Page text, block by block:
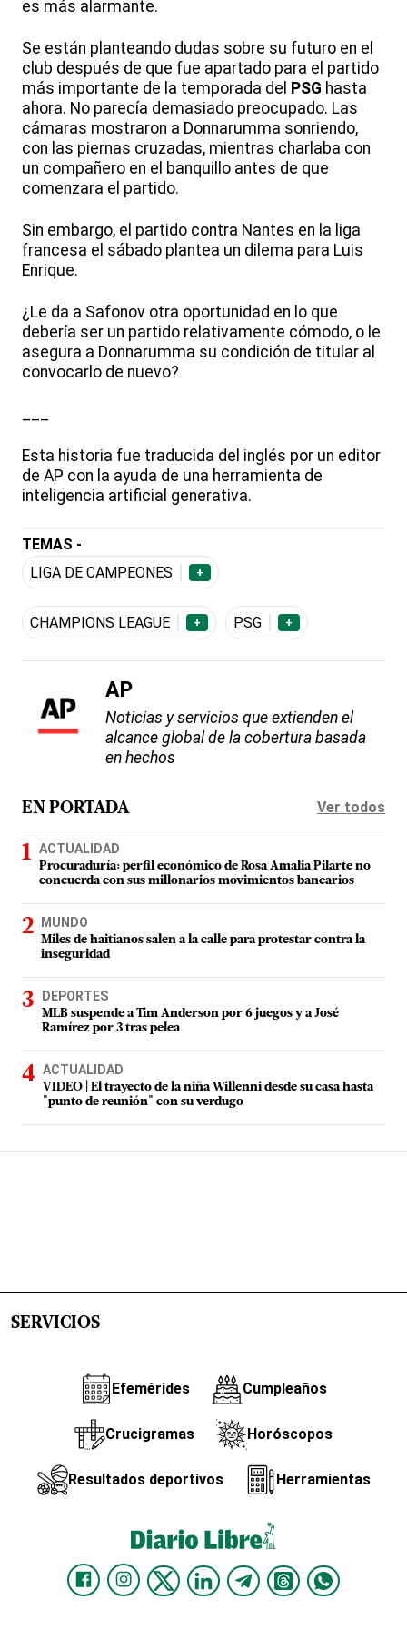
es más alarmante.
Se están planteando dudas sobre su futuro en el
club después de que fue apartado para el partido
más importante de la temporada del PSG hasta
ahora. No parecía demasiado preocupado. Las
cámaras mostraron a Donnarumma sonriendo,
con las piernas cruzadas, mientras charlaba con
un compañero en el banquillo antes de que
comenzara el partido.
Sin embargo, el partido contra Nantes en la liga
francesa el sábado plantea un dilema para Luis
Enrique.
¿Le da a Safonov otra oportunidad en lo que
debería ser un partido relativamente cómodo, o le
asegura a Donnarumma su condición de titular al
convocarlo de nuevo?
___
Esta historia fue traducida del inglés por un editor
de AP con la ayuda de una herramienta de
inteligencia artificial generativa.
TEMAS -
LIGA DE CAMPEONES
+
CHAMPIONS LEAGUE + PSG +
AP
Noticias y servicios que extienden el
alcance global de la cobertura basada
en hechos
EN PORTADA Ver todos
ACTUALIDAD
Procuraduría: perfil económico de Rosa Amalia Pilarte no
concuerda con sus millonarios movimientos bancarios
MUNDO
Miles de haitianos salen a la calle para protestar contra la
inseguridad
DEPORTES
MLB suspende a Tim Anderson por 6 juegos y a José
Ramírez por 3 tras pelea
ACTUALIDAD
VIDEO | El trayecto de la niña Willenni desde su casa hasta
"punto de reunión" con su verdugo
SERVICIOS
Efemérides Cumpleaños
Crucigramas Horóscopos
Resultados deportivos Herramientas